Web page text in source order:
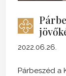
2022.06.26.
Párbeszéd a